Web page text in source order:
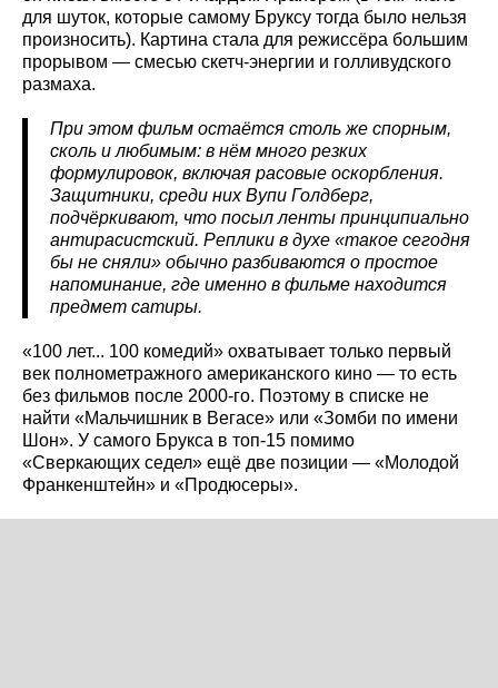
для шуток, которые самому Бруксу тогда было нельзя
произносить). Картина стала для режиссёра большим
прорывом — смесью скетч-энергии и голливудского
размаха.
При этом фильм остаётся столь же спорным,
сколь и любимым: в нём много резких
формулировок, включая расовые оскорбления.
Защитники, среди них Вупи Голдберг,
подчёркивают, что посыл ленты принципиально
антирасистский. Реплики в духе «такое сегодня
бы не сняли» обычно разбиваются о простое
напоминание, где именно в фильме находится
предмет сатиры.
«100 лет... 100 комедий» охватывает только первый
век полнометражного американского кино — то есть
без фильмов после 2000-го. Поэтому в списке не
найти «Мальчишник в Вегасе» или «Зомби по имени
Шон». У самого Брукса в топ-15 помимо
«Сверкающих седел» ещё две позиции — «Молодой
Франкенштейн» и «Продюсеры».